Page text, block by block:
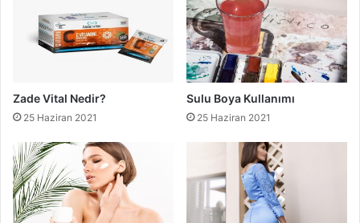
Zade Vital Nedir?
25 Haziran 2021
Sulu Boya Kullanımı
25 Haziran 2021